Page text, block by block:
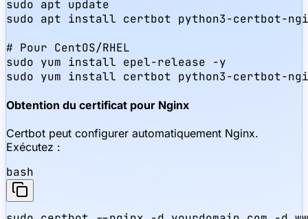
sudo apt update
sudo apt install certbot python3-certbot-
# Pour CentOS/RHEL
sudo yum install epel-release -y
sudo yum install certbot python3-certbot-
Obtention du certificat pour Nginx
Certbot peut configurer automatiquement Nginx.
Exécutez :
bash